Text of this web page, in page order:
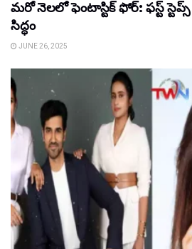
మరో నెలలో ఫెంటాస్టిక్ ఫోర్: ఫస్ట్
సిద్ధం
JUNE 26, 2025